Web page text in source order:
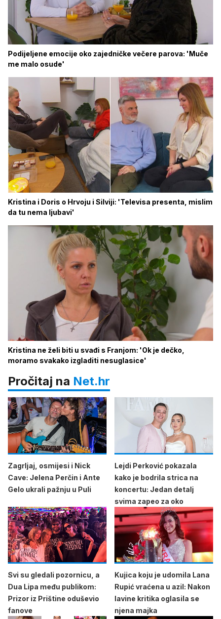
Podijeljene emocije oko zajedničke večere parova: 'Muče
me malo osude'
Kristina i Doris o Hrvoju i Silviji: 'Televisa presenta, mislim
da tu nema ljubavi'
Kristina ne želi biti u svađi s Franjom: 'Ok je dečko,
moramo svakako izgladiti nesuglasice'
Pročitaj na Net.hr
Zagrljaj, osmijesi i Nick
Cave: Jelena Perčin i Ante
Gelo ukrali pažnju u Puli
Lejdi Perković pokazala
kako je bodrila strica na
koncertu: Jedan detalj
svima zapeo za oko
Svi su gledali pozornicu, a
Dua Lipa među publikom:
Prizor iz Prištine oduševio
fanove
Kujica koju je udomila Lana
Rupić vraćena u azil: Nakon
lavine kritika oglasila se
njena majka